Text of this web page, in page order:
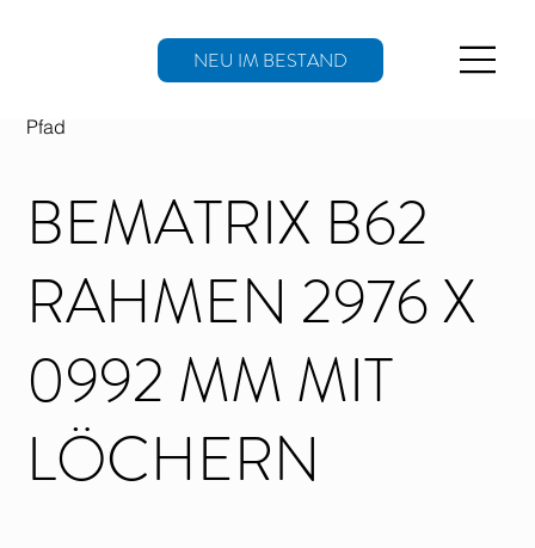
NEU IM BESTAND
BEMATRIX B62
RAHMEN 2976 X
0992 MM MIT
LÖCHERN
Pfad